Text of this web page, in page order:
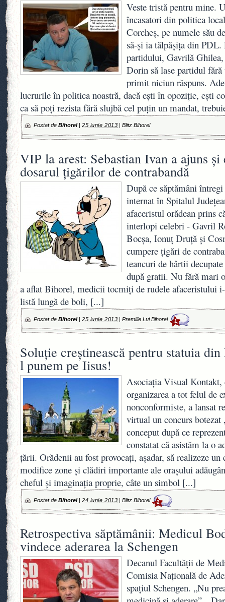
Veste tristă pentru mine.
încasatori din politica
Corcheş, pe numele său
să-şi ia tălpăşiţa din
partidului, Gavrilă
Dorin să lase partidul
primit niciun răspuns.
lucrurile în politica noastră, dacă eşti în opoziţie, eşti
ca să poţi rezista fără slujbă cel puţin un mandat,
Postat de Bihorel| 25 iunie 2013 |Blitz Bihorel
VIP la arest: Sebastian Ivan a ajuns
dosarul ţigărilor de contrabandă
După ce săptămâni
internat în Spitalul
afaceristul orădean prins
interlopi celebri - Gavril
Bocşa, Ionuţ Druţă şi
cumpere ţigări de
teancuri de hârtii
după gratii. Nu fără mari
a aflat Bihorel, medicii tocmiţi de rudele afaceristului i-
listă lungă de boli, [...]
Postat de Bihorel| 25 iunie 2013 |Premiile Lui Bihorel 1
Soluţie creştinească pentru statuia
l punem pe Iisus!
Asociaţia Visual Kontakt,
organizarea a tot felul de
nonconformiste, a lansat
virtual un concurs botezat
conceput după ce
constatat că asistăm la o
ţării. Orădenii au fost provocaţi, aşadar, să realizeze un
modifice zone şi clădiri importante ale oraşului
cheful şi imaginaţia proprie, câte un simbol [...]
Postat de Bihorel| 24 iunie 2013 |Blitz Bihorel 2
Retrospectiva săptămânii: Medicul
vindece aderarea la Schengen
Decanul Facultăţii de
Comisia Naţională de
spaţiul Schengen. „Nu